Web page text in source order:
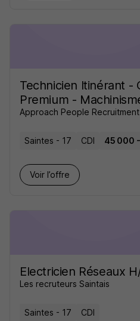
Technicien Itinérant -
Premium -
Approach People Recruitment
Saintes - 17 CDI 45 000
Voir l’offre
Electricien Réseaux
Les recruteurs Saintais
Saintes - 17 CDI